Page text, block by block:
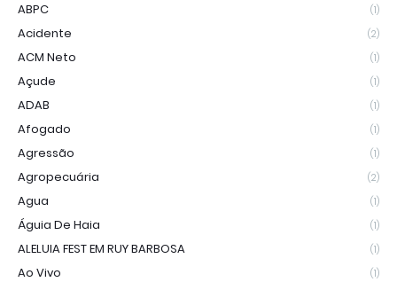
ABPC (1)
Acidente (2)
ACM Neto (1)
Açude (1)
ADAB (1)
Afogado (1)
Agressão (1)
Agropecuária (2)
Agua (1)
Águia De Haia (1)
ALELUIA FEST EM RUY BARBOSA (1)
Ao Vivo (1)